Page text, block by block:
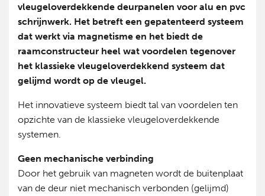
vleugeloverdekkende deurpanelen voor alu en pvc
schrijnwerk. Het betreft een gepatenteerd systeem
dat werkt via magnetisme en het biedt de
raamconstructeur heel wat voordelen tegenover
het klassieke vleugeloverdekkend systeem dat
gelijmd wordt op de vleugel.
Het innovatieve systeem biedt tal van voordelen ten
opzichte van de klassieke vleugeloverdekkende
systemen.
Geen mechanische verbinding
Door het gebruik van magneten wordt de buitenplaat
van de deur niet mechanisch verbonden (gelijmd)